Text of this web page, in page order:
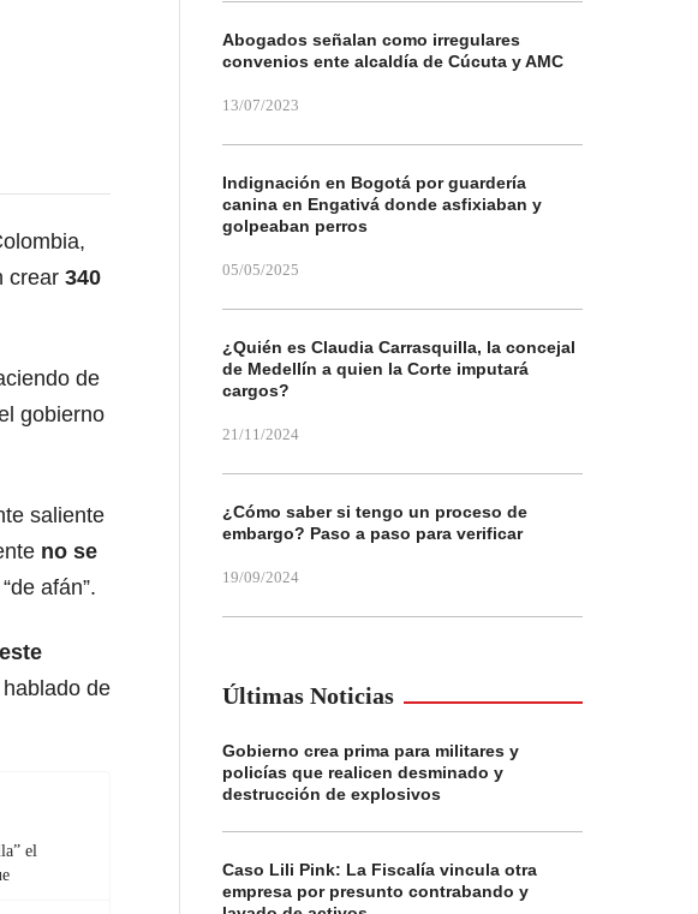
crear 340
de
gobierno
saliente
no se
afán”.
de
el
Abogados señalan como irregulares
convenios ente alcaldía de Cúcuta y AMC
13/07/2023
Indignación en Bogotá por guardería
canina en Engativá donde asfixiaban y
golpeaban perros
05/05/2025
¿Quién es Claudia Carrasquilla, la concejal
de Medellín a quien la Corte imputará
cargos?
21/11/2024
¿Cómo saber si tengo un proceso de
embargo? Paso a paso para verificar
19/09/2024
Últimas Noticias
Gobierno crea prima para militares y
policías que realicen desminado y
destrucción de explosivos
Caso Lili Pink: La Fiscalía vincula otra
empresa por presunto contrabando y